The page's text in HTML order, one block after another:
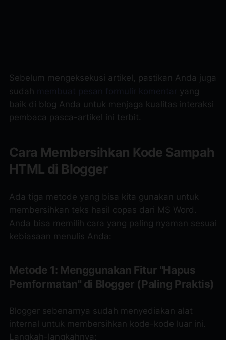
Sebelum mengeksekusi artikel, pastikan Anda juga
sudah membuat pesan formulir komentar yang
baik di blog Anda untuk menjaga kualitas interaksi
pembaca pasca-artikel ini terbit.
Cara Membersihkan Kode Sampah
HTML di Blogger
Ada tiga metode yang bisa kita gunakan untuk
membersihkan teks hasil copas dari MS Word.
Anda bisa memilih cara yang paling nyaman sesuai
kebiasaan menulis Anda:
Metode 1: Menggunakan Fitur "Hapus
Pemformatan" di Blogger (Paling Praktis)
Blogger sebenarnya sudah menyediakan alat
internal untuk membersihkan kode-kode luar ini.
Langkah-langkahnya: